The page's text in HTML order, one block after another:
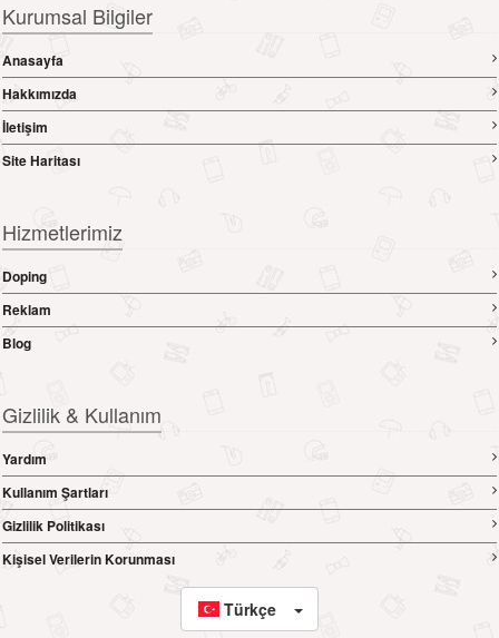
Kurumsal Bilgiler
Anasayfa
Hakkımızda
İletişim
Site Haritası
Hizmetlerimiz
Doping
Reklam
Blog
Gizlilik & Kullanım
Yardım
Kullanım Şartları
Gizlilik Politikası
Kişisel Verilerin Korunması
Türkçe